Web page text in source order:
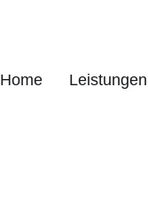
Home Leistungen